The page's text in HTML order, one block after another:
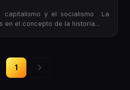
capitalismo y el socialismo La
en el concepto de la historia...
1